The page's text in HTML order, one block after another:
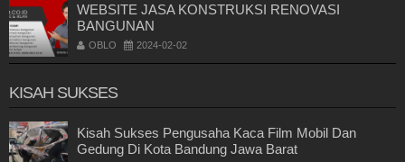
WEBSITE JASA KONSTRUKSI RENOVASI
BANGUNAN
OBLO 2024-02-02
KISAH SUKSES
Kisah Sukses Pengusaha Kaca Film Mobil Dan
Gedung Di Kota Bandung Jawa Barat